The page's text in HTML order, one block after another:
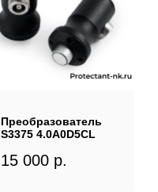
Преобразователь
S3375 4.0A0D5CL
15 000 р.